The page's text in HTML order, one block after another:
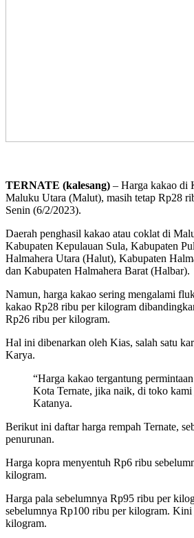
TERNATE (kalesang) – Harga kakao di
Maluku Utara (Malut), masih tetap Rp28
Senin (6/2/2023).
Daerah penghasil kakao atau coklat di
Kabupaten Kepulauan Sula, Kabupaten
Halmahera Utara (Halut), Kabupaten
dan Kabupaten Halmahera Barat (Halbar).
Namun, harga kakao sering mengalami
kakao Rp28 ribu per kilogram
Rp26 ribu per kilogram.
Hal ini dibenarkan oleh Kias, salah satu
Karya.
“Harga kakao tergantung
Kota Ternate, jika naik, di toko
Katanya.
Berikut ini daftar harga rempah Ternate,
penurunan.
Harga kopra menyentuh Rp6 ribu
kilogram.
Harga pala sebelumnya Rp95 ribu per
sebelumnya Rp100 ribu per kilogram.
kilogram.